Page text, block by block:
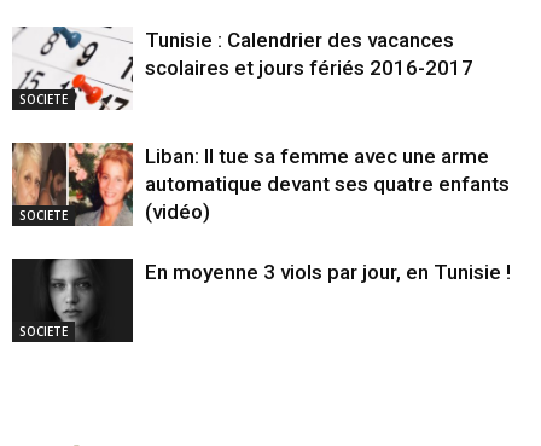
SOCIETE
Tunisie : Calendrier des vacances
scolaires et jours fériés 2016-2017
SOCIETE
Liban: Il tue sa femme avec une arme
automatique devant ses quatre enfants
(vidéo)
SOCIETE
En moyenne 3 viols par jour, en Tunisie !